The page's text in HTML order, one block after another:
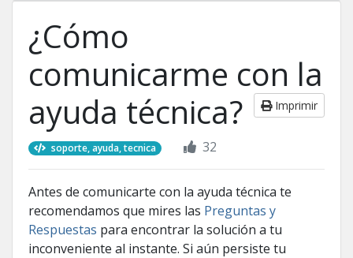
¿Cómo
comunicarme con la
ayuda técnica?
Imprimir
soporte, ayuda, tecnica 32
Antes de comunicarte con la ayuda técnica te
recomendamos que mires las Preguntas y
Respuestas para encontrar la solución a tu
inconveniente al instante. Si aún persiste tu